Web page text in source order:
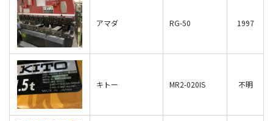
アマダ RG-50 1997
キトー MR2-020IS 不明